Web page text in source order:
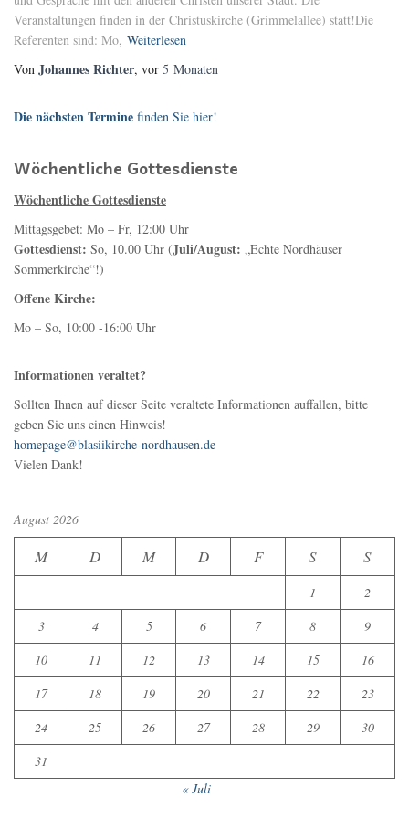
Veranstaltungen finden in der Christuskirche (Grimmelallee) statt!Die
Referenten sind: Mo, Weiterlesen
Von Johannes Richter, vor 5 Monaten
Die nächsten Termine finden Sie hier!
Wöchentliche Gottesdienste
Wöchentliche Gottesdienste
Mittagsgebet: Mo – Fr, 12:00 Uhr
Gottesdienst: So, 10.00 Uhr (Juli/August: „Echte Nordhäuser
Sommerkirche“!)
Offene Kirche:
Mo – So, 10:00 -16:00 Uhr
Informationen veraltet?
Sollten Ihnen auf dieser Seite veraltete Informationen auffallen, bitte
geben Sie uns einen Hinweis!
homepage@blasiikirche-nordhausen.de
Vielen Dank!
August 2026
M D M D F S S
1
2
3
4 5 6 7 8
9
10
11 12 13 14 15
16
17
18 19 20 21 22
23
24
25 26 27 28 29
30
31
« Juli